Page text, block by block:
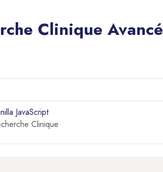
Clinique
JavaScript
Clinique